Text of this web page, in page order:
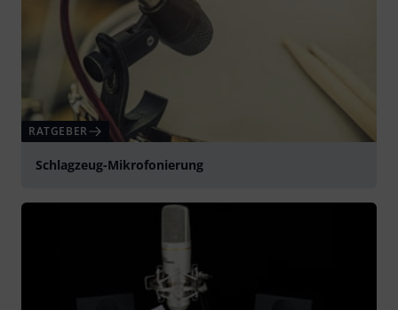
RATGEBER
Schlagzeug-Mikrofonierung